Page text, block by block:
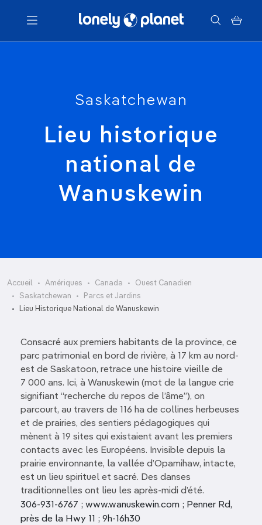
Menu
Votre recherche
Saskatchewan
Lieu historique
national de
Wanuskewin
Accueil Amériques Canada
Ouest Canadien
Saskatchewan
Parcs et Jardins
Lieu Historique National de Wanuskewin
Consacré aux premiers habitants de la province, ce
parc patrimonial en bord de rivière, à 17 km au nord-
est de Saskatoon, retrace une histoire vieille de
7 000 ans. Ici, à Wanuskewin (mot de la langue crie
signifiant “recherche du repos de l’âme”), on
parcourt, au travers de 116 ha de collines herbeuses
et de prairies, des sentiers pédagogiques qui
mènent à 19 sites qui existaient avant les premiers
contacts avec les Européens. Invisible depuis la
prairie environnante, la vallée d’Opamihaw, intacte,
est un lieu spirituel et sacré. Des danses
traditionnelles ont lieu les après-midi d’été.
306-931-6767 ; www.wanuskewin.com ; Penner Rd,
près de la Hwy 11 ; 9h-16h30